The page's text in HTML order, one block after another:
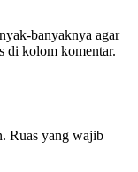
banyaknya agar
di kolom komentar.
Ruas yang wajib